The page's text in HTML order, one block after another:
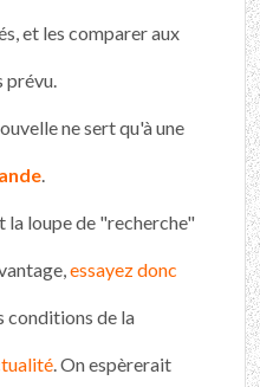
et les comparer aux
prévu.
ne sert qu'à une
.
la loupe de "recherche"
essayez donc
conditions de la
. On espèrerait